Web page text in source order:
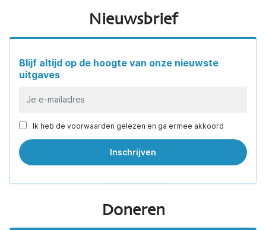
Nieuwsbrief
Blijf altijd op de hoogte van onze nieuwste
uitgaves
Ik heb de voorwaarden gelezen en ga ermee akkoord
Doneren